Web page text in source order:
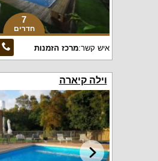
7
חדרים
איש קשר:מרכז הזמנות
וילה קיארה